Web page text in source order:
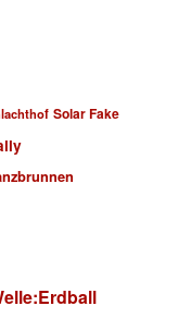
Solar Fake